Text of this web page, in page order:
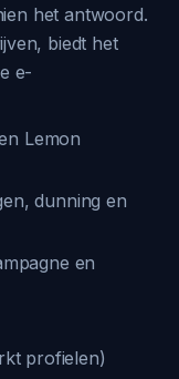
het antwoord.
biedt het
e-
Lemon
dunning en
en
profielen)